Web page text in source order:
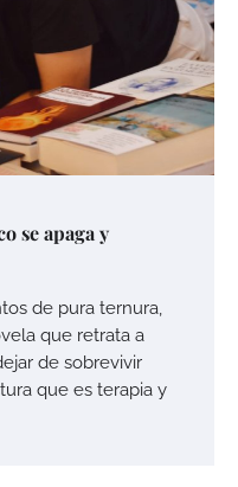
se apaga y
de pura ternura,
que retrata a
de sobrevivir
que es terapia y